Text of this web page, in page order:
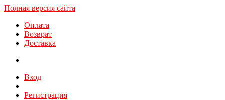
Полная версия сайта
Оплата
Возврат
Доставка
Вход
Регистрация